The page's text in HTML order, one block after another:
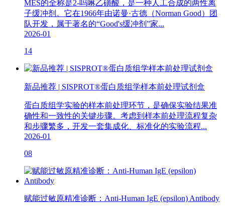
MES的全称是2-吗啉乙磺酸，是一种人工合成的两性离
子缓冲剂。它在1966年由诺曼·古德（Norman Good）团
队开发，属于著名的“Good's缓冲剂”家...
2026-01
14
新品推荐 | SISPROT®蛋白质组学样本前处理试剂盒
蛋白质组学实验的样本前处理环节，是确保实验结果准
确性和一致性的关键步骤。考虑到样本前处理流程复杂
和步骤繁多，开发一套集成化、标准化的实验流程...
2026-01
08
赋能过敏原精准诊断：Anti-Human IgE (epsilon) Antibody